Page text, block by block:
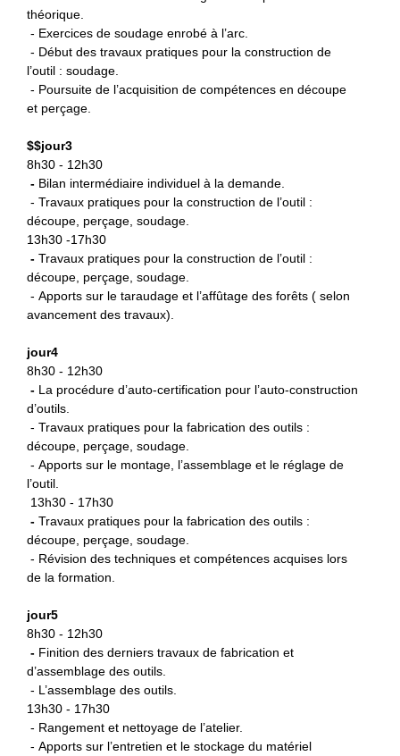
théorique.
- Exercices de soudage enrobé à l’arc.
- Début des travaux pratiques pour la construction de
l’outil : soudage.
- Poursuite de l’acquisition de compétences en découpe
et perçage.
$$jour3
8h30 - 12h30
- Bilan intermédiaire individuel à la demande.
- Travaux pratiques pour la construction de l’outil :
découpe, perçage, soudage.
13h30 -17h30
- Travaux pratiques pour la construction de l’outil :
découpe, perçage, soudage.
- Apports sur le taraudage et l’affûtage des forêts ( selon
avancement des travaux).
jour4
8h30 - 12h30
- La procédure d’auto-certification pour l’auto-construction
d’outils.
- Travaux pratiques pour la fabrication des outils :
découpe, perçage, soudage.
- Apports sur le montage, l’assemblage et le réglage de
l’outil.
13h30 - 17h30
- Travaux pratiques pour la fabrication des outils :
découpe, perçage, soudage.
- Révision des techniques et compétences acquises lors
de la formation.
jour5
8h30 - 12h30
- Finition des derniers travaux de fabrication et
d’assemblage des outils.
- L’assemblage des outils.
13h30 - 17h30
- Rangement et nettoyage de l’atelier.
- Apports sur l’entretien et le stockage du matériel